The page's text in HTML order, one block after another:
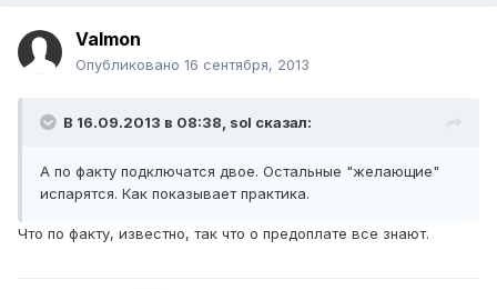
Valmon
Опубликовано 16 сентября, 2013
В 16.09.2013 в 08:38, sol сказал:
А по факту подключатся двое. Остальные "желающие"
испарятся. Как показывает практика.
Что по факту, известно, так что о предоплате все знают.